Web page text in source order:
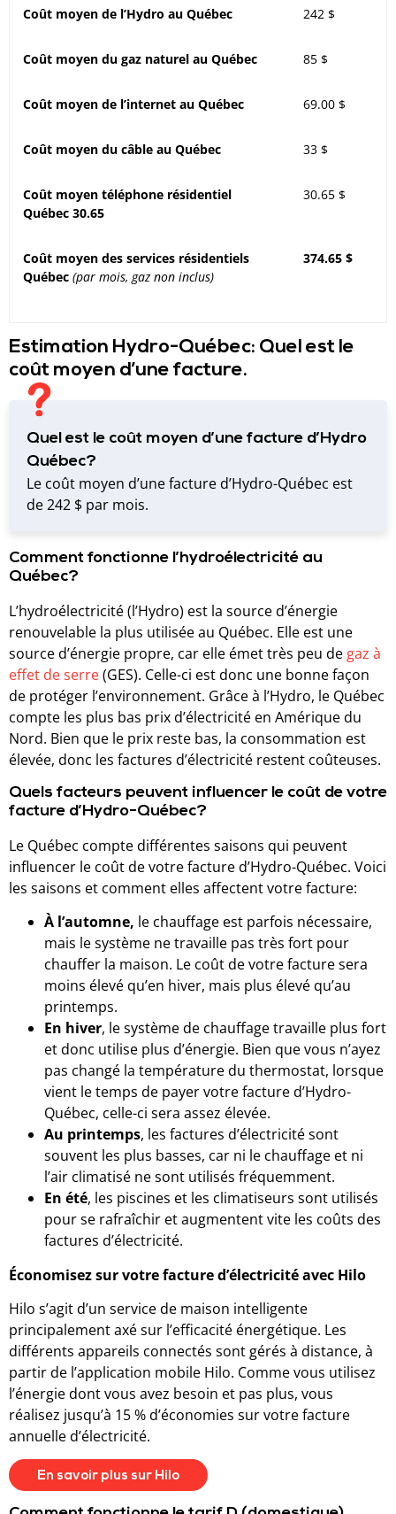
Coût moyen de l’Hydro au Québec 242 $
Coût moyen du gaz naturel au Québec 85 $
Coût moyen de l’internet au Québec 69.00 $
Coût moyen du câble au Québec 33 $
Coût moyen téléphone résidentiel
Québec 30.65
30.65 $
Coût moyen des services résidentiels
Québec (par mois, gaz non inclus)
374.65 $
Estimation Hydro-Québec: Quel est le
coût moyen d’une facture.
Quel est le coût moyen d’une facture d’Hydro
Québec?
Le coût moyen d’une facture d’Hydro-Québec est
de 242 $ par mois.
Comment fonctionne l’hydroélectricité au
Québec?
L’hydroélectricité (l’Hydro) est la source d’énergie
renouvelable la plus utilisée au Québec. Elle est une
source d’énergie propre, car elle émet très peu de gaz à
effet de serre(GES). Celle-ci est donc une bonne façon
de protéger l’environnement. Grâce à l’Hydro, le Québec
compte les plus bas prix d’électricité en Amérique du
Nord. Bien que le prix reste bas, la consommation est
élevée, donc les factures d’électricité restent coûteuses.
Quels facteurs peuvent influencer le coût de votre
facture d’Hydro-Québec?
Le Québec compte différentes saisons qui peuvent
influencer le coût de votre facture d’Hydro-Québec. Voici
les saisons et comment elles affectent votre facture:
À l’automne, le chauffage est parfois nécessaire,
mais le système ne travaille pas très fort pour
chauffer la maison. Le coût de votre facture sera
moins élevé qu’en hiver, mais plus élevé qu’au
printemps.
En hiver, le système de chauffage travaille plus fort
et donc utilise plus d’énergie. Bien que vous n’ayez
pas changé la température du thermostat, lorsque
vient le temps de payer votre facture d’Hydro-
Québec, celle-ci sera assez élevée.
Au printemps, les factures d’électricité sont
souvent les plus basses, car ni le chauffage et ni
l’air climatisé ne sont utilisés fréquemment.
En été, les piscines et les climatiseurs sont utilisés
pour se rafraîchir et augmentent vite les coûts des
factures d’électricité.
Économisez sur votre facture d’électricité avec Hilo
Hilo s’agit d’un service de maison intelligente
principalement axé sur l’efficacité énergétique. Les
différents appareils connectés sont gérés à distance, à
partir de l’application mobile Hilo. Comme vous utilisez
l’énergie dont vous avez besoin et pas plus, vous
réalisez jusqu’à 15 % d’économies sur votre facture
annuelle d’électricité.
En savoir plus sur Hilo